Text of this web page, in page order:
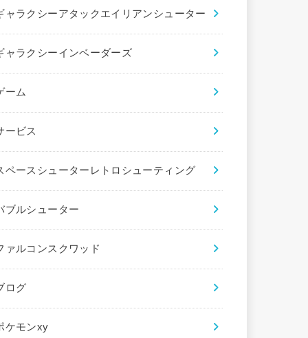
ャラクシーアタックエイリアンシューター
ャラクシーインベーダーズ
ーム
ービス
ペースシューターレトロシューティング
ブルシューター
ァルコンスクワッド
ログ
ケモンxy